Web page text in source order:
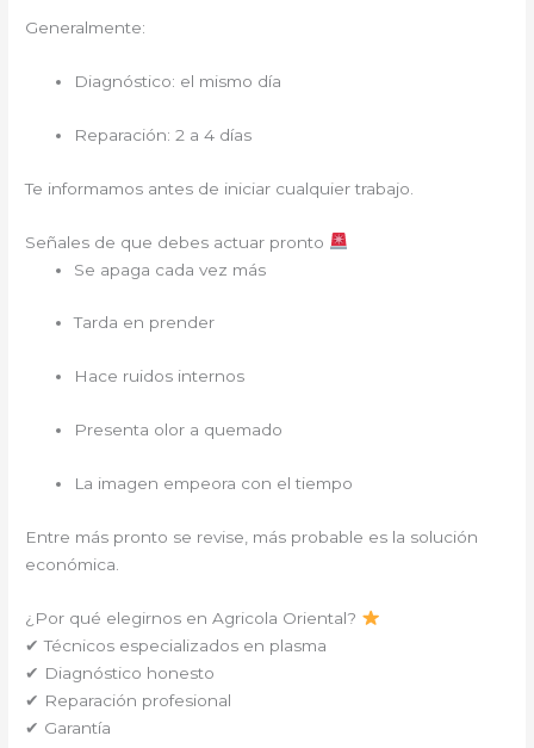
Generalmente:
Diagnóstico: el mismo día
Reparación: 2 a 4 días
Te informamos antes de iniciar cualquier trabajo.
Señales de que debes actuar pronto
Se apaga cada vez más
Tarda en prender
Hace ruidos internos
Presenta olor a quemado
La imagen empeora con el tiempo
Entre más pronto se revise, más probable es la solución
económica.
¿Por qué elegirnos en Agricola Oriental?
✔ Técnicos especializados en plasma
✔ Diagnóstico honesto
✔ Reparación profesional
✔ Garantía